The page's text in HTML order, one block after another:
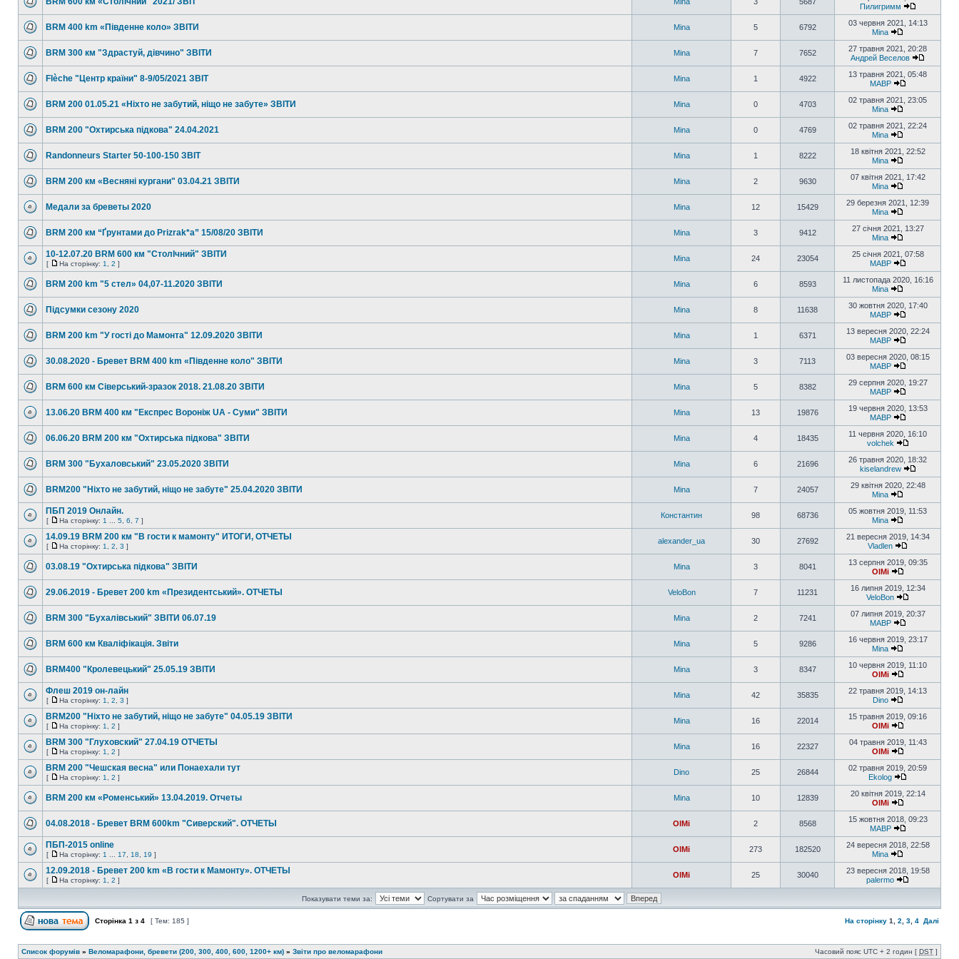
Пилигримм
BRM 400 km «Південне коло» ЗВІТИ Mina 5 6792
03 червня 2021, 14:13
Mina
BRM 300 км "Здрастуй, дівчино" ЗВІТИ Mina 7 7652
27 травня 2021, 20:28
Андрей Веселов
Flèche "Центр країни" 8-9/05/2021 ЗВІТ Mina 1 4922
13 травня 2021, 05:48
MABP
BRM 200 01.05.21 «Ніхто не забутий, ніщо не забуте» ЗВІТИ Mina 0 4703
02 травня 2021, 23:05
Mina
BRM 200 "Охтирська підкова" 24.04.2021 Mina 0 4769
02 травня 2021, 22:24
Mina
Randonneurs Starter 50-100-150 ЗВІТ Mina 1 8222
18 квітня 2021, 22:52
Mina
BRM 200 км «Весняні кургани" 03.04.21 ЗВІТИ Mina 2 9630
07 квітня 2021, 17:42
Mina
Медали за бреветы 2020 Mina 12 15429
29 березня 2021, 12:39
Mina
BRM 200 км “Ґрунтами до Prizrak*а” 15/08/20 ЗВІТИ Mina 3 9412
27 січня 2021, 13:27
Mina
10-12.07.20 BRM 600 км "СтолІчний" ЗВІТИ
[ На сторінку: 1 2 ]
Mina 24 23054
25 січня 2021, 07:58
MABP
BRM 200 km "5 стел» 04,07-11.2020 ЗВІТИ Mina 6 8593
11 листопада 2020, 16:16
Mina
Підсумки сезону 2020 Mina 8 11638
30 жовтня 2020, 17:40
MABP
BRM 200 km "У гості до Мамонта" 12.09.2020 ЗВІТИ Mina 1 6371
13 вересня 2020, 22:24
MABP
30.08.2020 - Бревет BRM 400 km «Південне коло" ЗВІТИ Mina 3 7113
03 вересня 2020, 08:15
MABP
BRM 600 км Сіверський-зразок 2018. 21.08.20 ЗВІТИ Mina 5 8382
29 серпня 2020, 19:27
MABP
13.06.20 BRM 400 км "Експрес Вороніж UA - Суми" ЗВІТИ Mina 13 19876
19 червня 2020, 13:53
MABP
06.06.20 BRM 200 км "Охтирська підкова" ЗВІТИ Mina 4 18435
11 червня 2020, 16:10
volchek
BRM 300 "Бухаловський" 23.05.2020 ЗВІТИ Mina 6 21696
26 травня 2020, 18:32
kiselandrew
BRM200 "Ніхто не забутий, ніщо не забуте" 25.04.2020 ЗВІТИ Mina 7 24057
29 квітня 2020, 22:48
Mina
ПБП 2019 Онлайн.
[ На сторінку: 1 5 6 7 ]
Константин 98 68736
05 жовтня 2019, 11:53
Mina
14.09.19 BRM 200 км "В гости к мамонту" ИТОГИ, ОТЧЕТЫ
[ На сторінку: 1 2 3 ]
alexander_ua 30 27692
21 вересня 2019, 14:34
Vladlen
03.08.19 "Охтирська підкова" ЗВІТИ Mina 3 8041
13 серпня 2019, 09:35
OlMi
29.06.2019 - Бревет 200 km «Президентський». ОТЧЕТЫ VeloBon 7 11231
16 липня 2019, 12:34
VeloBon
BRM 300 "Бухалівський" ЗВІТИ 06.07.19 Mina 2 7241
07 липня 2019, 20:37
MABP
BRM 600 км Кваліфікація. Звіти Mina 5 9286
16 червня 2019, 23:17
Mina
BRM400 "Кролевецький" 25.05.19 ЗВІТИ Mina 3 8347
10 червня 2019, 11:10
OlMi
Флеш 2019 он-лайн
[ На сторінку: 1 2 3 ]
Mina 42 35835
22 травня 2019, 14:13
Dino
BRM200 "Ніхто не забутий, ніщо не забуте" 04.05.19 ЗВІТИ
[ На сторінку: 1 2 ]
Mina 16 22014
15 травня 2019, 09:16
OlMi
BRM 300 "Глуховский" 27.04.19 ОТЧЕТЫ
[ На сторінку: 1 2 ]
Mina 16 22327
04 травня 2019, 11:43
OlMi
BRM 200 "Чешская весна" или Понаехали тут
[ На сторінку: 1 2 ]
Dino 25 26844
02 травня 2019, 20:59
Ekolog
BRM 200 км «Роменський» 13.04.2019. Отчеты Mina 10 12839
20 квітня 2019, 22:14
OlMi
04.08.2018 - Бревет BRM 600km "Сиверский". ОТЧЕТЫ OlMi 2 8568
15 жовтня 2018, 09:23
MABP
ПБП-2015 online
[ На сторінку: 1 17 18 19 ]
OlMi 273 182520
24 вересня 2018, 22:58
Mina
12.09.2018 - Бревет 200 km «В гости к Мамонту». ОТЧЕТЫ
[ На сторінку: 1 2 ]
OlMi 25 30040
23 вересня 2018, 19:58
palermo
Показувати теми за: Сортувати за
Сторінка 1 з 4 [ Тем: 185 ] На сторінку 1 2 3 4 Далі
Список форумів » Веломарафони, бревети (200, 300, 400, 600, 1200+ км) » Звіти про веломарафони Часовий пояс UTC + 2 годин [ DST ]